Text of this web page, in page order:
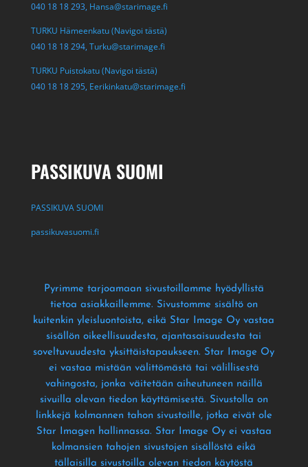
040 18 18 293, Hansa@starimage.fi
TURKU Hämeenkatu (Navigoi tästä)
040 18 18 294, Turku@starimage.fi
TURKU Puistokatu (Navigoi tästä)
040 18 18 295, Eerikinkatu@starimage.fi
PASSIKUVA SUOMI
PASSIKUVA SUOMI
passikuvasuomi.fi
Pyrimme tarjoamaan sivustoillamme hyödyllistä
tietoa asiakkaillemme. Sivustomme sisältö on
kuitenkin yleisluontoista, eikä Star Image Oy vastaa
sisällön oikeellisuudesta, ajantasaisuudesta tai
soveltuvuudesta yksittäistapaukseen. Star Image Oy
ei vastaa mistään välittömästä tai välillisestä
vahingosta, jonka väitetään aiheutuneen näillä
sivuilla olevan tiedon käyttämisestä. Sivustolla on
linkkejä kolmannen tahon sivustoille, jotka eivät ole
Star Imagen hallinnassa. Star Image Oy ei vastaa
kolmansien tahojen sivustojen sisällöstä eikä
tällaisilla sivustoilla olevan tiedon käytöstä